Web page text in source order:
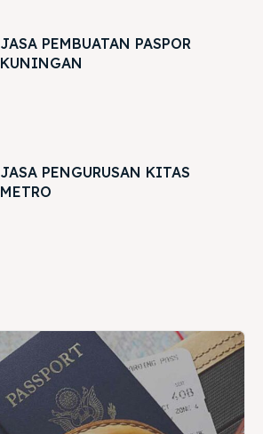
JASA PEMBUATAN PASPOR
KUNINGAN
JASA PENGURUSAN KITAS
METRO